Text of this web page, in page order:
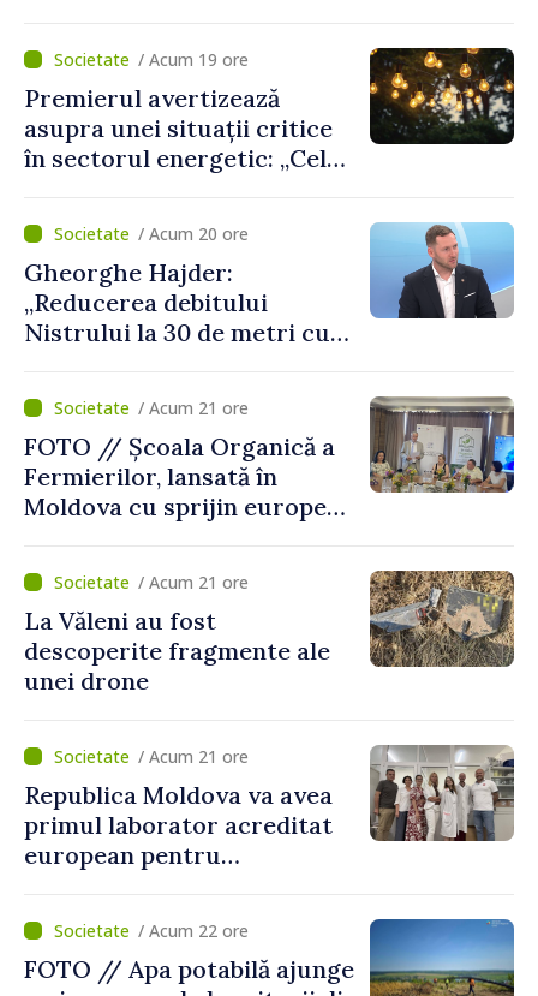
/ Acum 19 ore
Premierul avertizează
asupra unei situații critice
în sectorul energetic: „Cel
putea cumpăra nici curent
de avarie”/ Acum 20 ore
Gheorghe Hajder:
„Reducerea debitului
Nistrului la 30 de metri cubi
„catastrofă naturală”
/ Acum 21 ore
FOTO // Școala Organică a
Fermierilor, lansată în
Moldova cu sprijin european
agriculturii durabile
/ Acum 21 ore
La Văleni au fost
descoperite fragmente ale
unei drone
/ Acum 21 ore
Republica Moldova va avea
primul laborator acreditat
european pentru
viței-de-vie
/ Acum 22 ore
FOTO // Apa potabilă ajunge